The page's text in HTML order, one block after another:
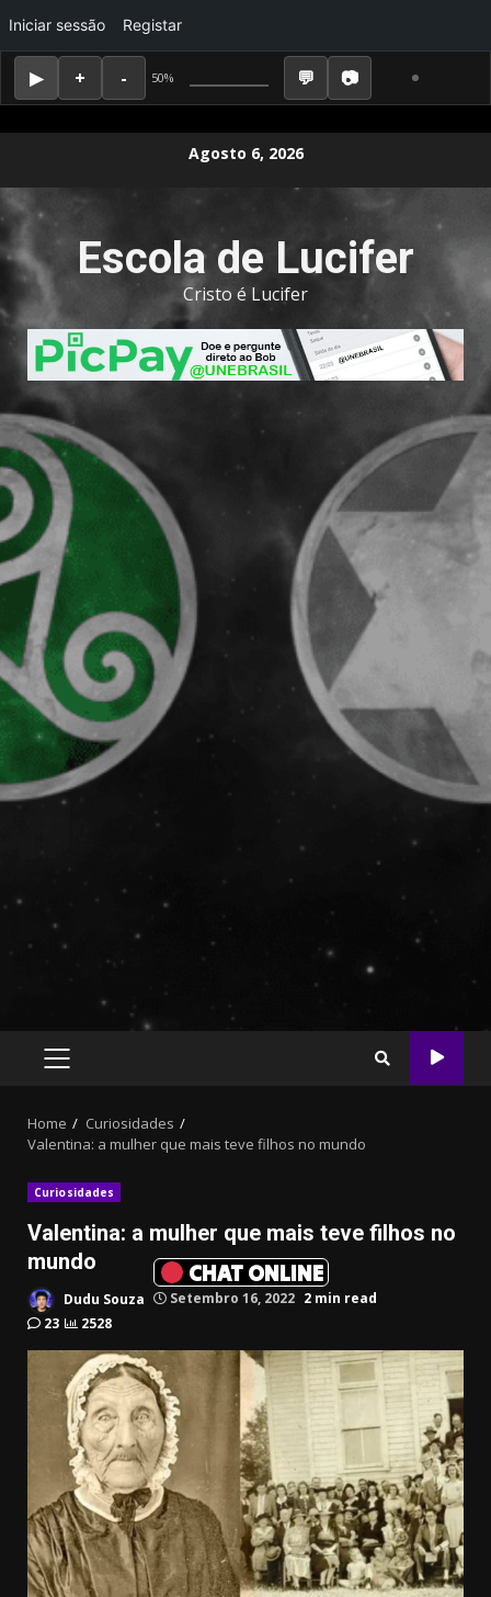
50%
Iniciar sessão Registar
Agosto 6, 2026
Escola de Lucifer
Cristo é Lucifer
CHAT ONLINE
PRIMARY
Home
Curiosidades
Valentina: a mulher que mais teve filhos no mundo
Curiosidades
Valentina: a mulher que mais teve filhos no
mundo
Dudu Souza Setembro 16, 2022 2 min read
23
2528